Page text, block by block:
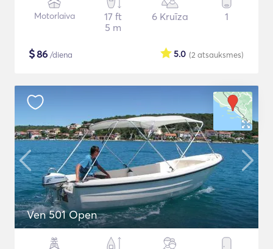
Motorlaiva
17 ft
5 m
6 Kruīza 1
$86 /diena (2 atsauksmes)
5.0
Ven 501 Open